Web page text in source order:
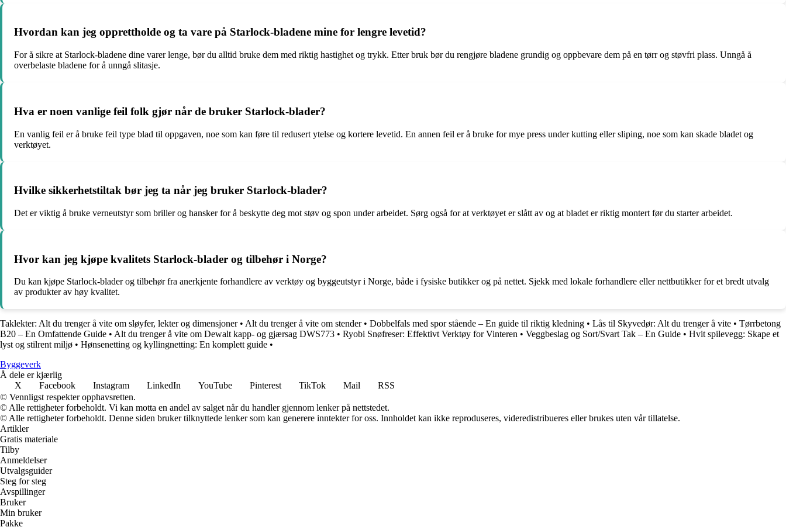
Hvordan kan jeg opprettholde og ta vare på Starlock-bladene mine for lengre levetid?
For å sikre at Starlock-bladene dine varer lenge, bør du alltid bruke dem med riktig hastighet og trykk. Etter bruk bør du rengjøre bladene grundig og oppbevare dem på en tørr og støvfri plass. Unngå å
overbelaste bladene for å unngå slitasje.
Hva er noen vanlige feil folk gjør når de bruker Starlock-blader?
En vanlig feil er å bruke feil type blad til oppgaven, noe som kan føre til redusert ytelse og kortere levetid. En annen feil er å bruke for mye press under kutting eller sliping, noe som kan skade bladet og
verktøyet.
Hvilke sikkerhetstiltak bør jeg ta når jeg bruker Starlock-blader?
Det er viktig å bruke verneutstyr som briller og hansker for å beskytte deg mot støv og spon under arbeidet. Sørg også for at verktøyet er slått av og at bladet er riktig montert før du starter arbeidet.
Hvor kan jeg kjøpe kvalitets Starlock-blader og tilbehør i Norge?
Du kan kjøpe Starlock-blader og tilbehør fra anerkjente forhandlere av verktøy og byggeutstyr i Norge, både i fysiske butikker og på nettet. Sjekk med lokale forhandlere eller nettbutikker for et bredt utvalg
av produkter av høy kvalitet.
Taklekter: Alt du trenger å vite om sløyfer, lekter og dimensjoner• Alt du trenger å vite om stender• Dobbelfals med spor stående – En guide til riktig kledning • Lås til Skyvedør: Alt du trenger å vite • Tørrbetong
B20 – En Omfattende Guide • Alt du trenger å vite om Dewalt kapp- og gjærsag DWS773 • Ryobi Snøfreser: Effektivt Verktøy for Vinteren • Veggbeslag og Sort/Svart Tak – En Guide • Hvit spilevegg: Skape et
lyst og stilrent miljø • Hønsenetting og kyllingnetting: En komplett guide •
Byggeverk
Å dele er kjærlig
X
Facebook Instagram LinkedIn YouTube Pinterest TikTok Mail
RSS
© Vennligst respekter opphavsretten.
© Alle rettigheter forbeholdt. Vi kan motta en andel av salget når du handler gjennom lenker på nettstedet.
© Alle rettigheter forbeholdt. Denne siden bruker tilknyttede lenker som kan generere inntekter for oss. Innholdet kan ikke reproduseres, videredistribueres eller brukes uten vår tillatelse.
Artikler
Gratis materiale
Tilby
Anmeldelser
Utvalgsguider
Steg for steg
Avspillinger
Bruker
Min bruker
Pakke